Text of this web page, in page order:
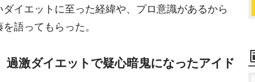
イエットに至った経緯や、プロ意識があるから
語ってもらった。
過激ダイエットで疑心暗鬼になったアイド